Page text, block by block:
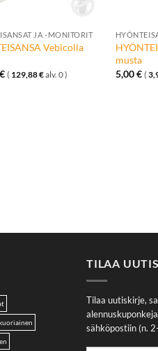
JA -MONITORIT
Vebicolla
€ ( 129,88€alv. 0 )
musta
5,00€ (
TILAA
Tilaa uutiskirje,
sähköpostiin (n.